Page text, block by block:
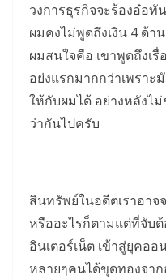
วงการธุรกิจจะร้องอ๋อทั
ผมคงไม่พูดถึงเงิน 4 ด้า
ผมสนใจคือ เขาพูดถึงเ
อย่งแรกมากกว่าเพราะ
ให้กับผมได้ อย่างหลังไ
ว่ากันไปครับ
สินทรัพย์ในอดีตเราอาจ
หรืออะไรก็ตามแต่ที่จับ
อินเตอร์เน็ต เข้าสู่ยุคอ
หลายๆคนได้ขุดทองจา